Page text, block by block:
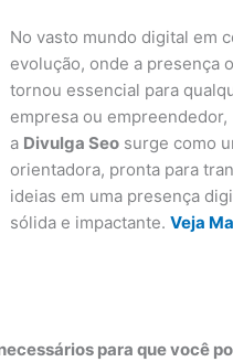
No vasto mundo digital em
evolução, onde a presença
tornou essencial para
empresa ou empreendedor,
a Divulga Seosurge como
orientadora, pronta para
ideias em uma presença
sólida e impactante. Veja
para que você